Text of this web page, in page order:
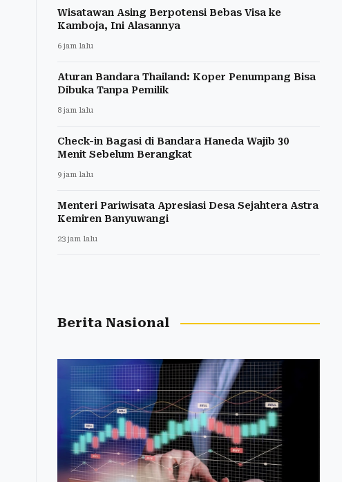
Wisatawan Asing Berpotensi Bebas Visa ke
Kamboja, Ini Alasannya
6 jam lalu
Aturan Bandara Thailand: Koper Penumpang Bisa
Dibuka Tanpa Pemilik
8 jam lalu
Check-in Bagasi di Bandara Haneda Wajib 30
Menit Sebelum Berangkat
9 jam lalu
Menteri Pariwisata Apresiasi Desa Sejahtera Astra
Kemiren Banyuwangi
23 jam lalu
Berita Nasional